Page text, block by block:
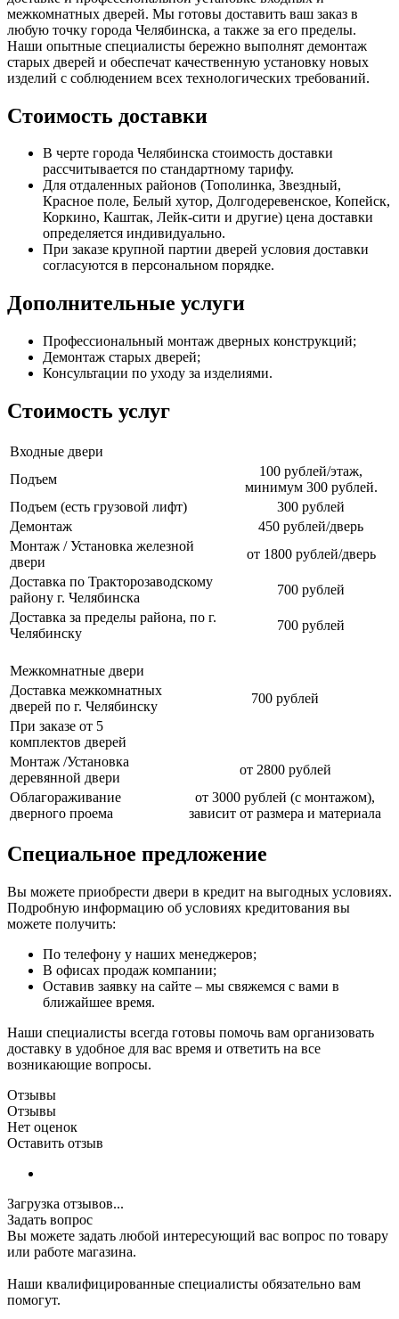
межкомнатных дверей. Мы готовы доставить ваш заказ в
любую точку города Челябинска, а также за его пределы.
Наши опытные специалисты бережно выполнят демонтаж
старых дверей и обеспечат качественную установку новых
изделий с соблюдением всех технологических требований.
Стоимость доставки
В черте города Челябинска стоимость доставки
рассчитывается по стандартному тарифу.
Для отдаленных районов (Тополинка, Звездный,
Красное поле, Белый хутор, Долгодеревенское, Копейск,
Коркино, Каштак, Лейк-сити и другие) цена доставки
определяется индивидуально.
При заказе крупной партии дверей условия доставки
согласуются в персональном порядке.
Дополнительные услуги
Профессиональный монтаж дверных конструкций;
Демонтаж старых дверей;
Консультации по уходу за изделиями.
Стоимость услуг
Входные двери
Подъем
100 рублей/этаж,
минимум 300 рублей.
Подъем (есть грузовой лифт)
300 рублей
Демонтаж
450 рублей/дверь
Монтаж / Установка железной
двери
от 1800 рублей/дверь
Доставка по Тракторозаводскому
району г. Челябинска
700 рублей
Доставка за пределы района, по г.
Челябинску
700 рублей
Межкомнатные двери
Доставка межкомнатных
дверей по г. Челябинску
700 рублей
При заказе от 5
комплектов дверей
Монтаж /Установка
деревянной двери
от 2800 рублей
Облагораживание
дверного проема
от 3000 рублей (с монтажом),
зависит от размера и материала
Специальное предложение
Вы можете приобрести двери в кредит на выгодных условиях.
Подробную информацию об условиях кредитования вы
можете получить:
По телефону у наших менеджеров;
В офисах продаж компании;
Оставив заявку на сайте – мы свяжемся с вами в
ближайшее время.
Наши специалисты всегда готовы помочь вам организовать
доставку в удобное для вас время и ответить на все
возникающие вопросы.
Отзывы
Отзывы
Нет оценок
Оставить отзыв
Загрузка отзывов...
Задать вопрос
Вы можете задать любой интересующий вас вопрос по товару
или работе магазина.
Наши квалифицированные специалисты обязательно вам
помогут.